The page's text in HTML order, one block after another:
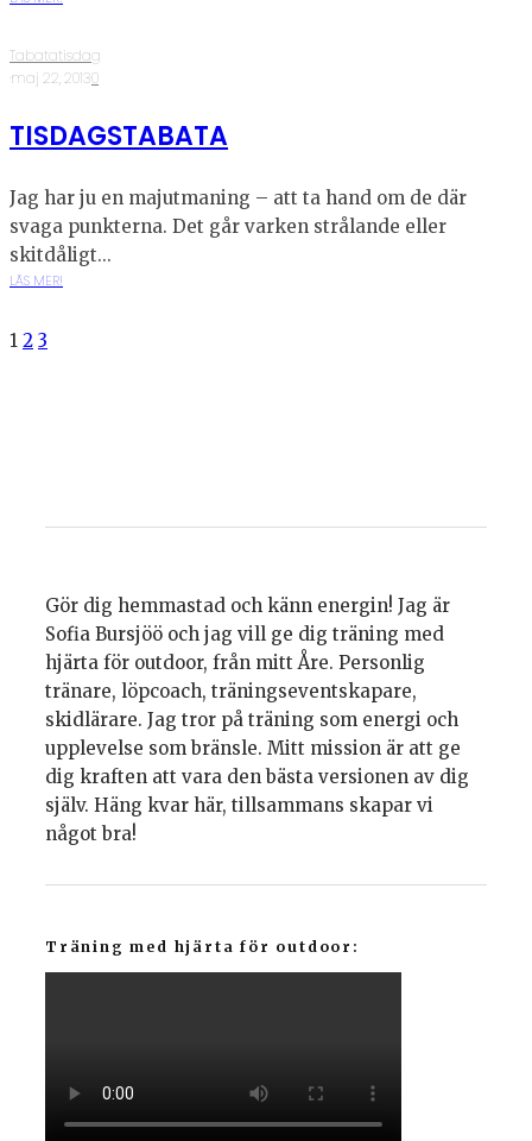
Tabatatisdag
·maj 22, 2013·0
TISDAGSTABATA
Jag har ju en majutmaning – att ta hand om de där
svaga punkterna. Det går varken strålande eller
skitdåligt...
LÄS MER!
1 2 3
Gör dig hemmastad och känn energin! Jag är
Sofia Bursjöö och jag vill ge dig träning med
hjärta för outdoor, från mitt Åre. Personlig
tränare, löpcoach, träningseventskapare,
skidlärare. Jag tror på träning som energi och
upplevelse som bränsle. Mitt mission är att ge
dig kraften att vara den bästa versionen av dig
själv. Häng kvar här, tillsammans skapar vi
något bra!
Träning med hjärta för outdoor: